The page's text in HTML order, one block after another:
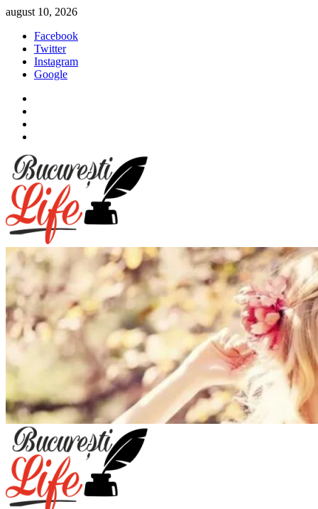
Sari
conținut
august 10, 2026
Facebook
Twitter
Instagram
Google
Meniu
principal